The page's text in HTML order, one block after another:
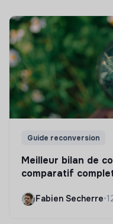
Guide reconversion
Meilleur bilan de
comparatif
Fabien Secherre•